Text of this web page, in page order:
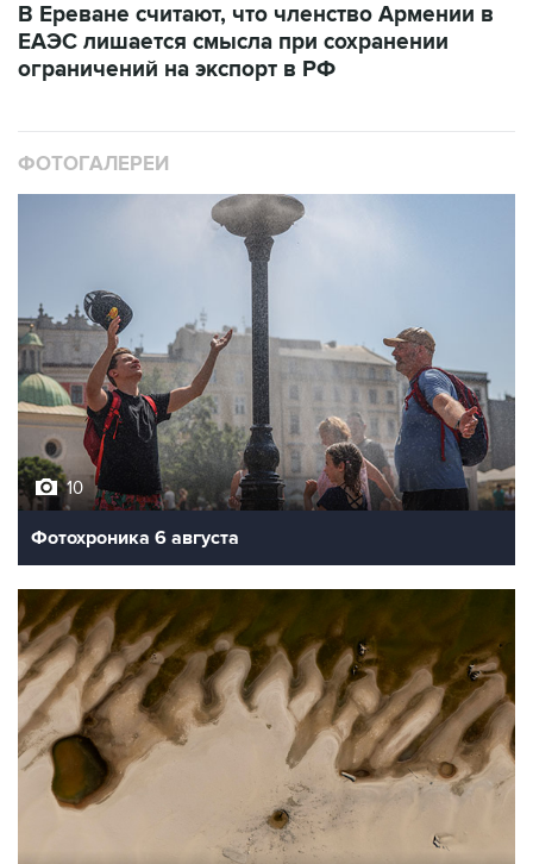
В Ереване считают, что членство Армении в
ЕАЭС лишается смысла при сохранении
ограничений на экспорт в РФ
ФОТОГАЛЕРЕИ
10
Фотохроника 6 августа